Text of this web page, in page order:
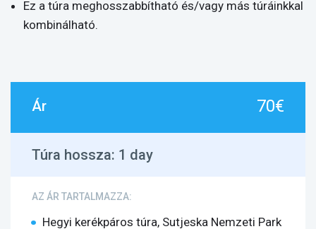
Ez a túra meghosszabbítható és/vagy más túráinkkal
kombinálható.
Ár 70€
Túra hossza: 1 day
AZ ÁR TARTALMAZZA:
Hegyi kerékpáros túra, Sutjeska Nemzeti Park